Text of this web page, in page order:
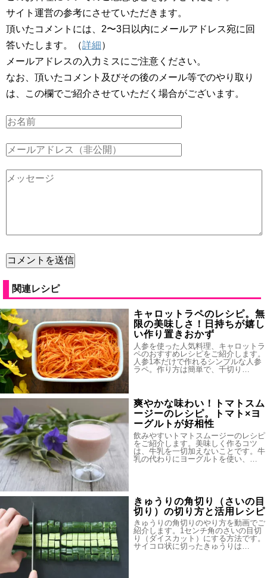
サイト運営の参考にさせていただきます。
頂いたコメントには、2〜3日以内にメールアドレス宛に回
答いたします。（詳細）
メールアドレスの入力ミスにご注意ください。
なお、頂いたコメント及びその後のメール等でのやり取り
は、この欄でご紹介させていただく場合がございます。
関連レシピ
キャロットラペのレシピ。無
限の美味しさ！日持ちが嬉し
い作り置きおかず
人参を使った人気料理、キャロットラ
ペのおすすめレシピをご紹介します。
人参1本だけで作れるシンプルな人参
ラペ。作り方は簡単で、千切り…
爽やかな味わい！トマトスム
ージーのレシピ。トマト×ヨ
ーグルトが好相性
飲みやすいトマトスムージーのレシピ
をご紹介します。美味しく作るコツ
は、牛乳を一切加えないことです。牛
乳の代わりにヨーグルトを使い、…
きゅうりの角切り（さいの目
切り）の切り方と活用レシピ
きゅうりの角切りのやり方を動画でご
紹介します。1センチ角のさいの目切
り（ダイスカット）にする方法です。
サイコロ状に切ったきゅうりは…